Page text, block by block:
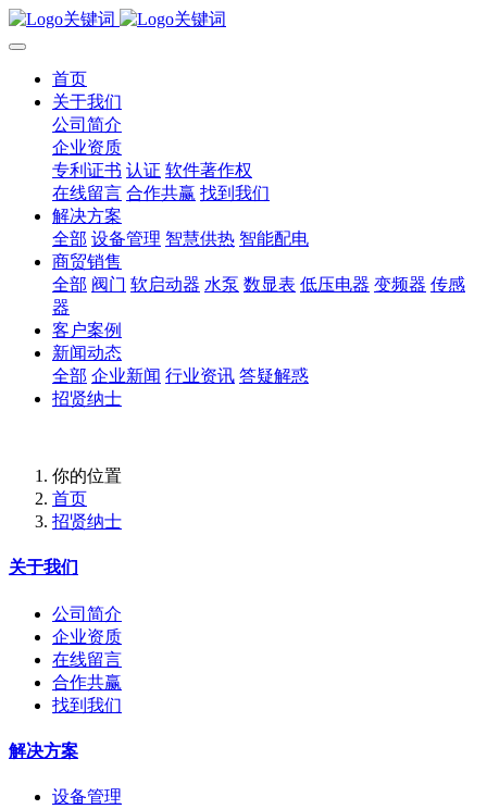
首页
关于我们
公司简介
企业资质
专利证书 认证 软件著作权
在线留言 合作共赢 找到我们
解决方案
全部 设备管理 智慧供热 智能配电
商贸销售
全部 阀门 软启动器 水泵 数显表 低压电器 变频器 传感
器
客户案例
新闻动态
全部 企业新闻 行业资讯 答疑解惑
招贤纳士
你的位置
首页
招贤纳士
关于我们
公司简介
企业资质
在线留言
合作共赢
找到我们
解决方案
设备管理